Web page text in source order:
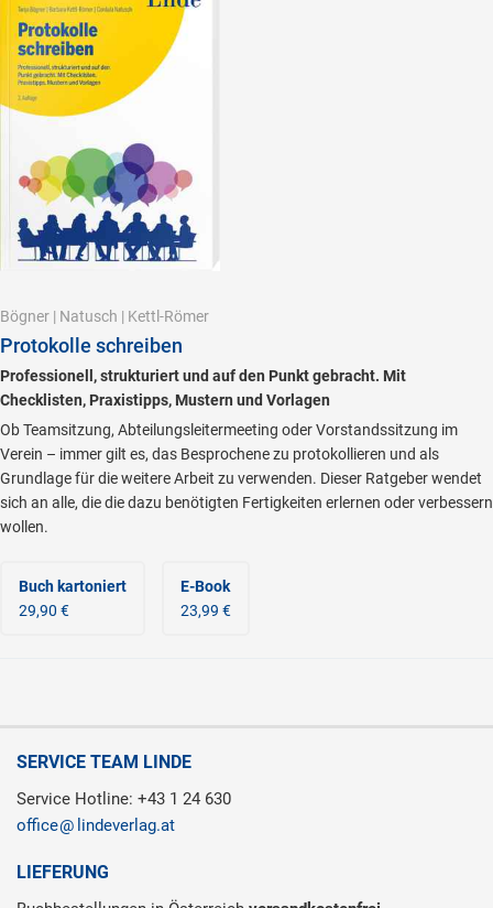
Bögner | Natusch | Kettl-Römer
Protokolle schreiben
Professionell, strukturiert und auf den Punkt gebracht. Mit
Checklisten, Praxistipps, Mustern und Vorlagen
Ob Teamsitzung, Abteilungsleitermeeting oder Vorstandssitzung im
Verein – immer gilt es, das Besprochene zu protokollieren und als
Grundlage für die weitere Arbeit zu verwenden. Dieser Ratgeber wendet
sich an alle, die die dazu benötigten Fertigkeiten erlernen oder verbessern
wollen.
Buch kartoniert
29,90 €
E-Book
23,99 €
SERVICE TEAM LINDE
Service Hotline: +43 1 24 630
office
lindeverlag.at
LIEFERUNG